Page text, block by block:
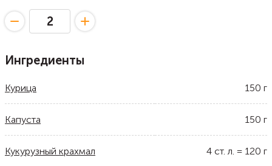
Ингредиенты
Курица 150 г
Капуста 150 г
Кукурузный крахмал 4 ст. л. = 120 г